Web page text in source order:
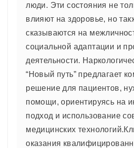
люди. Эти состояния не
влияют на здоровье, но
сказываются на
социальной адаптации и
деятельности.
“Новый путь” предлагает
решение для пациентов,
помощи, ориентируясь на
подход и использование
медицинских
оказания